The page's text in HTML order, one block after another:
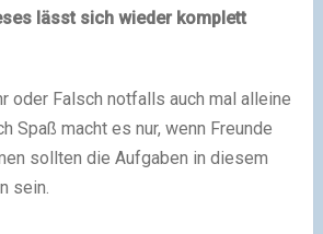
lässt sich wieder komplett
oder Falsch notfalls auch mal alleine
Spaß macht es nur, wenn Freunde
sollten die Aufgaben in diesem
sein.